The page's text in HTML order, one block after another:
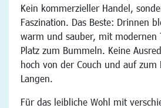
Kein kommerzieller Handel,
Faszination. Das Beste: Drinnen
warm und sauber, mit modernen
Platz zum Bummeln. Keine
hoch von der Couch und auf
Langen.
Für das leibliche Wohl mit